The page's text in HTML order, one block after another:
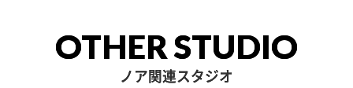
OTHER STUDIO
ノア関連スタジオ